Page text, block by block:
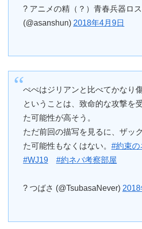
? アニメの精（？）青春兵器ロ
(@asanshun) 2018年4月9日
ぺぺはジリアンと比べてかなり
ということは、致命的な攻撃を
た可能性が高そう。
ただ前回の描写を見るに、ザッ
た可能性もなくはない。 #約束の
#WJ19
#約ネバ考察部屋
? つばさ (@TsubasaNever) 2018